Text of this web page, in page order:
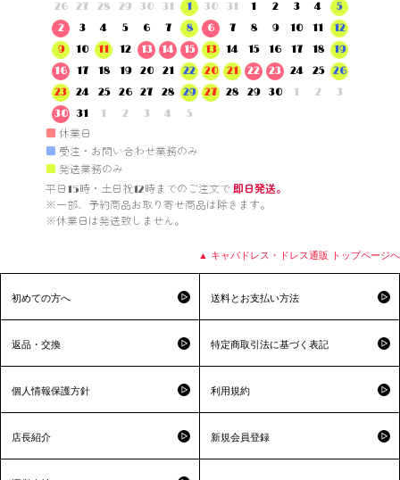
26
27 28 29 30 31
1
2
3 4 5 6 7
8
9
10 11 12 13 14
15
16
17 18 19 20 21
22
23
24 25 26 27 28
29
30
31 1 2 3 4 5
30
31 1 2 3 4
5
6
7 8 9 10 11
12
13
14 15 16 17 18
19
20
21 22 23 24 25
26
27
28 29 30 1 2 3
■ 休業日
■ 受注・お問い合わせ業務のみ
■ 発送業務のみ
平日15時・土日祝12時までのご注文で 即日発送。
※一部、予約商品お取り寄せ商品は除きます。
※休業日は発送致しません。
▲ キャバドレス・ドレス通販 トップページへ
初めての方へ 送料とお支払い方法
返品・交換 特定商取引法に基づく表記
個人情報保護方針 利用規約
店長紹介 新規会員登録